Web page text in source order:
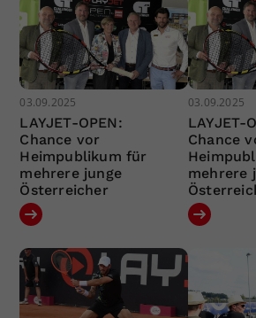
03.09.2025
LAYJET-OPEN:
Chance vor
Heimpublikum für
mehrere junge
Österreicher
03.09.2025
LAYJET-
Chance
mehrere